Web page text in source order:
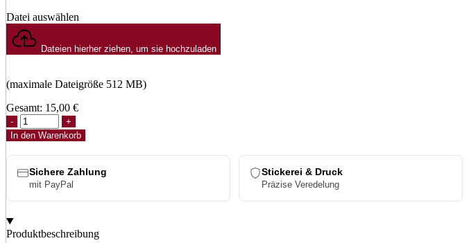
Datei auswählen
Dateien hierher ziehen, um sie hochzuladen
(maximale Dateigröße 512 MB)
Gesamt: 15,00 €
Flexfit
Double
Jersey
2-
Tone
Cap
In den Warenkorb
Sichere Zahlung
mit PayPal
Stickerei & Druck
Präzise Veredelung
Produktbeschreibung